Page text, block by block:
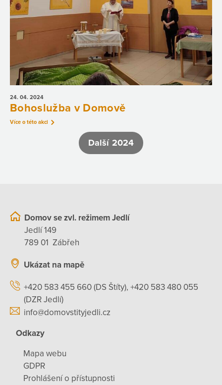
24. 04. 2024
Bohoslužba v Domově
Více o této akci
Další 2024
Domov se zvl. režimem Jedlí
Jedlí 149
789 01 Zábřeh
Ukázat na mapě
+420 583 455 660 (DS Štíty), +420 583 480 055
(DZR Jedlí)
info@domovstityjedli.cz
Odkazy
Mapa webu
GDPR
Prohlášení o přístupnosti